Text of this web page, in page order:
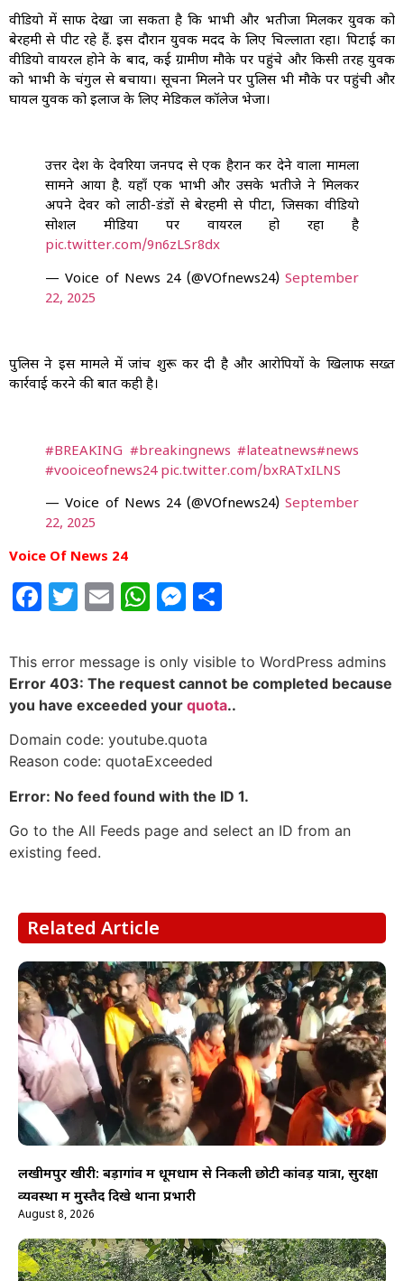
वीडियो में साफ देखा जा सकता है कि भाभी और भतीजा मिलकर युवक को
बेरहमी से पीट रहे हैं. इस दौरान युवक मदद के लिए चिल्लाता रहा। पिटाई का
वीडियो वायरल होने के बाद, कई ग्रामीण मौके पर पहुंचे और किसी तरह युवक
को भाभी के चंगुल से बचाया। सूचना मिलने पर पुलिस भी मौके पर पहुंची और
घायल युवक को इलाज के लिए मेडिकल कॉलेज भेजा।
उत्तर प्रदेश के देवरिया जनपद से एक हैरान कर देने वाला मामला
सामने आया है. यहाँ एक भाभी और उसके भतीजे ने मिलकर
अपने देवर को लाठी-डंडों से बेरहमी से पीटा, जिसका वीडियो
सोशल मीडिया पर वायरल हो रहा है
pic.twitter.com/9n6zLSr8dx
— Voice of News 24 (@VOfnews24) September
22, 2025
पुलिस ने इस मामले में जांच शुरू कर दी है और आरोपियों के खिलाफ सख्त
कार्रवाई करने की बात कही है।
#BREAKING #breakingnews‌ #lateatnews#news
#vooiceofnews24 pic.twitter.com/bxRATxILNS
— Voice of News 24 (@VOfnews24) September
22, 2025
Voice Of News 24
Facebook
Twitter
EmailWhatsApp
Messenger
This error message is only visible to WordPress admins
Error 403: The request cannot be completed because
you have exceeded your quota..
Domain code: youtube.quota
Reason code: quotaExceeded
Error: No feed found with the ID 1.
Go to the All Feeds page and select an ID from an
existing feed.
Related Article
लखीमपुर खीरी: बड़ागांव में धूमधाम से निकली छोटी कांवड़ यात्रा, सुरक्षा
व्यवस्था में मुस्तैद दिखे थाना प्रभारी
August 8, 2026